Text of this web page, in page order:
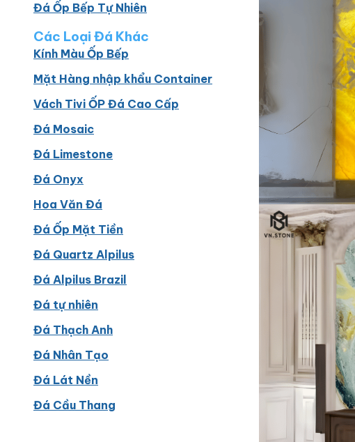
Đá Ốp Bếp Tự Nhiên
Các Loại Đá Khác
Kính Màu Ốp Bếp
Mặt Hàng nhập khẩu Container
Vách Tivi ỐP Đá Cao Cấp
Đá Mosaic
Đá Limestone
Đá Onyx
Hoa Văn Đá
Đá Ốp Mặt Tiền
Đá Quartz Alpilus
Đá Alpilus Brazil
Đá tự nhiên
Đá Thạch Anh
Đá Nhân Tạo
Đá Lát Nền
Đá Cầu Thang